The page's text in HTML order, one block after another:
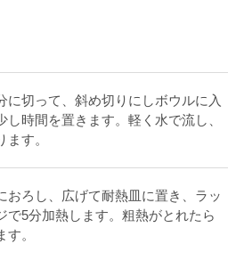
に切って、斜め切りにしボウルに入
し時間を置きます。軽く水で流し、
す。
おろし、広げて耐熱皿に置き、ラッ
で5分加熱します。粗熱がとれたら
。